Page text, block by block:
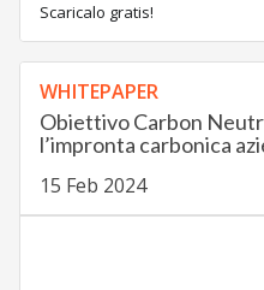
Scaricalo gratis!
WHITEPAPER
Obiettivo Carbon
l’impronta carbonica
15 Feb 2024